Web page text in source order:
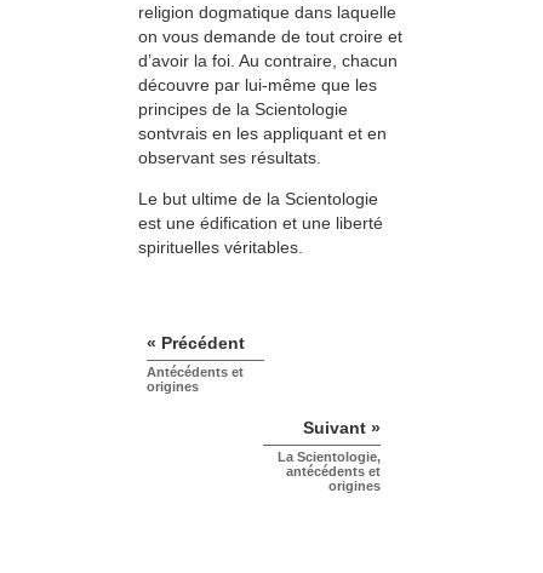
religion dogmatique dans laquelle
on vous demande de tout croire et
d’avoir la foi. Au contraire, chacun
découvre par lui-même que les
principes de la Scientologie
sontvrais en les appliquant et en
observant ses résultats.
Le but ultime de la Scientologie
est une édification et une liberté
spirituelles véritables.
« Précédent
Antécédents et
origines
Suivant »
La Scientologie,
antécédents et
origines